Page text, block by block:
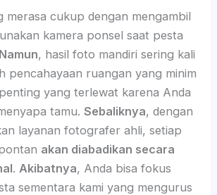
merasa cukup dengan mengambil
kamera ponsel saat pesta
Namun, hasil foto mandiri sering kali
pencahayaan ruangan yang minim
yang terlewat karena Anda
tamu. Sebaliknya, dengan
layanan fotografer ahli, setiap
akan diabadikan secara
. Akibatnya, Anda bisa fokus
sementara kami yang mengurus